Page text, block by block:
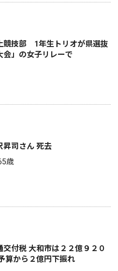
競技部 1年生トリオが県選抜
」の女子リレーで
昇司さん 死去
歳
交付税 大和市は２２億９２０
算から２億円下振れ